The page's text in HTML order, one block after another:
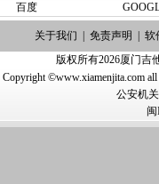
百度
关于我们 免责声明
软
版权所有2026厦门吉
Copyright ©www.xiamenjita.com
公安机
闽